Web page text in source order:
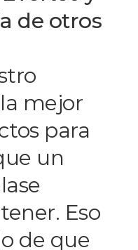
de otros
mejor
para
un
Eso
de que